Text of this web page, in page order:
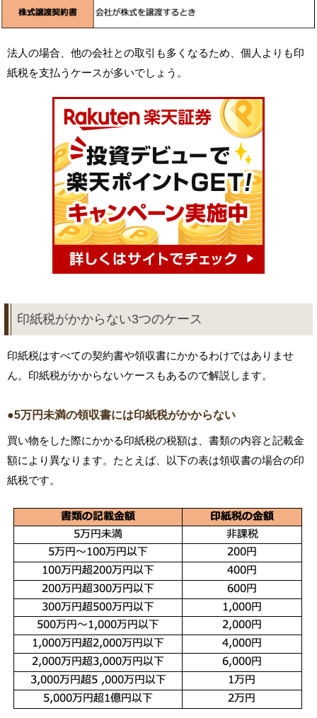
法人の場合、他の会社との取引も多くなるため、個人よりも印
紙税を支払うケースが多いでしょう。
印紙税がかからない3つのケース
印紙税はすべての契約書や領収書にかかるわけではありませ
ん。印紙税がかからないケースもあるので解説します。
●5万円未満の領収書には印紙税がかからない
買い物をした際にかかる印紙税の税額は、書類の内容と記載金
額により異なります。たとえば、以下の表は領収書の場合の印
紙税です。